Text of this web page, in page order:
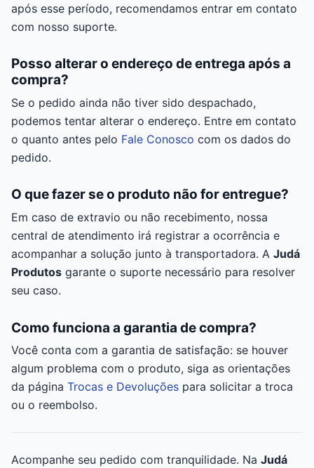
após esse período, recomendamos entrar em contato
com nosso suporte.
Posso alterar o endereço de entrega após a
compra?
Se o pedido ainda não tiver sido despachado,
podemos tentar alterar o endereço. Entre em contato
o quanto antes pelo Fale Conosco com os dados do
pedido.
O que fazer se o produto não for entregue?
Em caso de extravio ou não recebimento, nossa
central de atendimento irá registrar a ocorrência e
acompanhar a solução junto à transportadora. A Judá
Produtos garante o suporte necessário para resolver
seu caso.
Como funciona a garantia de compra?
Você conta com a garantia de satisfação: se houver
algum problema com o produto, siga as orientações
da página Trocas e Devoluções para solicitar a troca
ou o reembolso.
Acompanhe seu pedido com tranquilidade. Na Judá